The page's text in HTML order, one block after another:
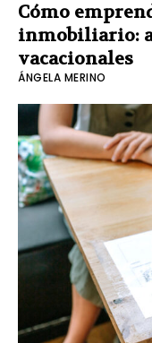
Cómo
inmobiliario:
vacacionales
ÁNGELA MERINO